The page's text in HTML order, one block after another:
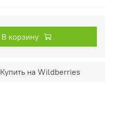
В корзину
Купить на Wildberries